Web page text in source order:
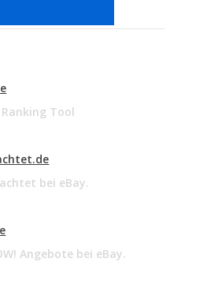
Ranking Tool
bei eBay.
Angebote bei eBay.